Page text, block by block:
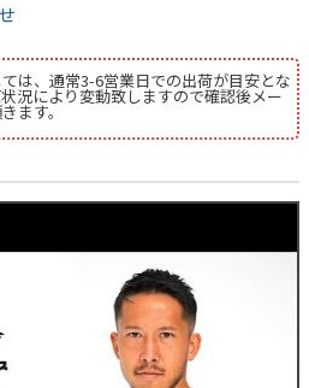
は、通常3-6営業日での出荷が目安とな
況により変動致しますので確認後メー
ます。